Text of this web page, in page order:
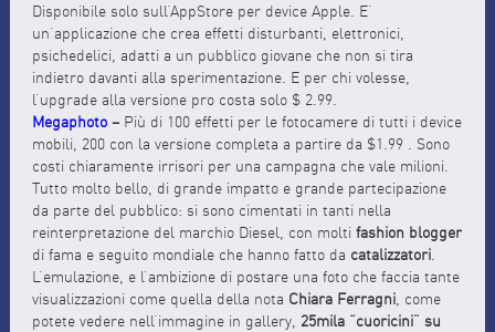
Disponibile solo sull’AppStore per device Apple. E’
un’applicazione che crea effetti disturbanti, elettronici,
psichedelici, adatti a un pubblico giovane che non si tira
indietro davanti alla sperimentazione. E per chi volesse,
l’upgrade alla versione pro costa solo $ 2.99.
Megaphoto– Più di 100 effetti per le fotocamere di tutti i device
mobili, 200 con la versione completa a partire da $1.99 . Sono
costi chiaramente irrisori per una campagna che vale milioni.
Tutto molto bello, di grande impatto e grande partecipazione
da parte del pubblico: si sono cimentati in tanti nella
reinterpretazione del marchio Diesel, con molti fashion blogger
di fama e seguito mondiale che hanno fatto da catalizzatori.
L’emulazione, e l’ambizione di postare una foto che faccia tante
visualizzazioni come quella della nota Chiara Ferragni, come
potete vedere nell’immagine in gallery, 25mila “cuoricini” su